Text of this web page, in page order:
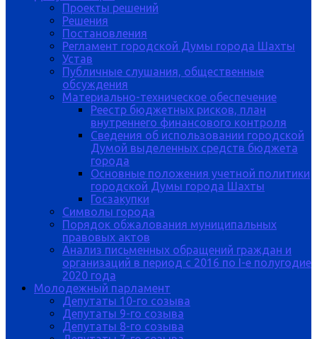
Проекты решений
Решения
Постановления
Регламент городской Думы города Шахты
Устав
Публичные слушания, общественные
обсуждения
Материально-техническое обеспечение
Реестр бюджетных рисков, план
внутреннего финансового контроля
Сведения об использовании городской
Думой выделенных средств бюджета
города
Основные положения учетной политики
городской Думы города Шахты
Госзакупки
Символы города
Порядок обжалования муниципальных
правовых актов
Анализ письменных обращений граждан и
организаций в период с 2016 по I-е полугодие
2020 года
Молодежный парламент
Депутаты 10-го созыва
Депутаты 9-го созыва
Депутаты 8-го созыва